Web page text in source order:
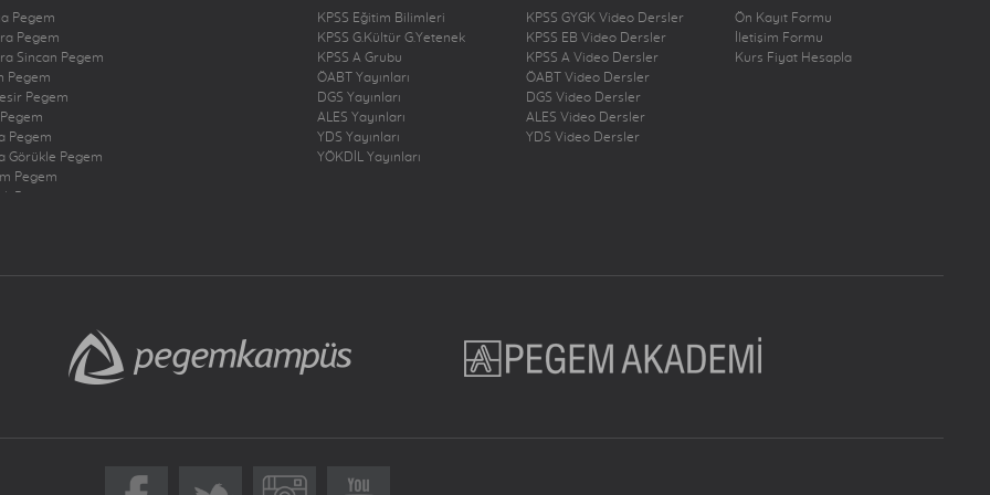
Pegem
Pegem
Sincan Pegem
Pegem
Pegem
Pegem
Görükle Pegem
Pegem
Pegem
Pegem
Dörtyol Pegem
Bakırköy Pegem
Pendik Pegem
KPSS Eğitim Bilimleri
KPSS G.Kültür G.Yetenek
KPSS A Grubu
ÖABT Yayınları
DGS Yayınları
ALES Yayınları
YDS Yayınları
YÖKDİL Yayınları
KPSS GYGK Video Dersler
KPSS EB Video Dersler
KPSS A Video Dersler
ÖABT Video Dersler
DGS Video Dersler
ALES Video Dersler
YDS Video Dersler
Ön Kayıt Formu
İletişim Formu
Kurs Fiyat Hesapla